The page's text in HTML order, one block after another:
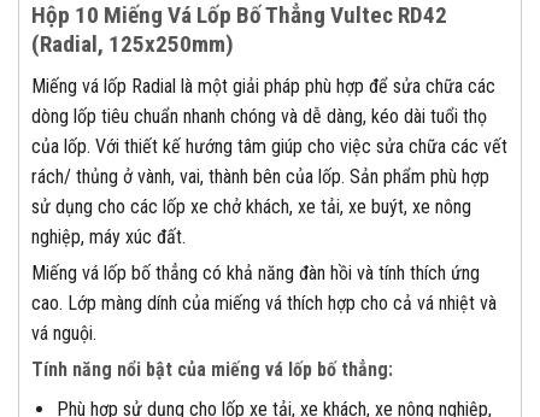
Hộp 10 Miếng Vá Lốp Bố Thẳng Vultec RD42
(Radial, 125x250mm)
Miếng vá lốp Radial là một giải pháp phù hợp để sửa chữa các
dòng lốp tiêu chuẩn nhanh chóng và dễ dàng, kéo dài tuổi thọ
của lốp. Với thiết kế hướng tâm giúp cho việc sửa chữa các vết
rách/ thủng ở vành, vai, thành bên của lốp. Sản phẩm phù hợp
sử dụng cho các lốp xe chở khách, xe tải, xe buýt, xe nông
nghiệp, máy xúc đất.
Miếng vá lốp bố thẳng có khả năng đàn hồi và tính thích ứng
cao. Lớp màng dính của miếng vá thích hợp cho cả vá nhiệt và
vá nguội.
Tính năng nổi bật của miếng vá lốp bố thẳng:
Phù hợp sử dụng cho lốp xe tải, xe khách, xe nông nghiệp,